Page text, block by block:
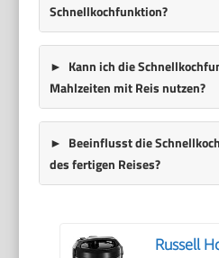
Schnellkochfunktion?
Kann ich die
Mahlzeiten mit Reis nutzen?
Beeinflusst die
des fertigen Reises?
Russell